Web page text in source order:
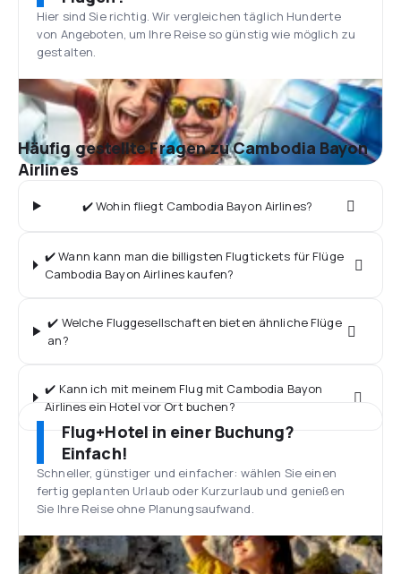
Hier sind Sie richtig. Wir vergleichen täglich Hunderte
von Angeboten, um Ihre Reise so günstig wie möglich zu
gestalten.
Häufig gestellte Fragen zu Cambodia Bayon
Airlines
✔️ Wohin fliegt Cambodia Bayon Airlines?
✔️ Wann kann man die billigsten Flugtickets für Flüge
Cambodia Bayon Airlines kaufen?
✔️ Welche Fluggesellschaften bieten ähnliche Flüge
an?
✔️ Kann ich mit meinem Flug mit Cambodia Bayon
Airlines ein Hotel vor Ort buchen?
Flug+Hotel in einer Buchung?
Einfach!
Schneller, günstiger und einfacher: wählen Sie einen
fertig geplanten Urlaub oder Kurzurlaub und genießen
Sie Ihre Reise ohne Planungsaufwand.